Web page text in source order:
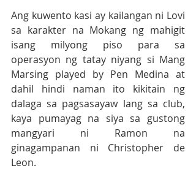
Ang kuwento kasi ay kailangan ni Lovi
sa karakter na Mokang ng mahigit
isang milyong piso para sa
operasyon ng tatay niyang si Mang
Marsing played by Pen Medina at
dahil hindi naman ito kikitain ng
dalaga sa pagsasayaw lang sa club,
kaya pumayag na siya sa gustong
mangyari ni Ramon na
ginagampanan ni Christopher de
Leon.